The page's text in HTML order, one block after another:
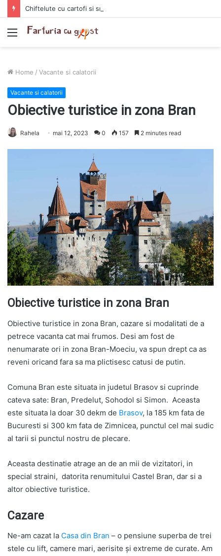
Chiftelute cu cartofi si smantana la cuptor
Menu
Home / Vacante si calatorii
Vacante si calatorii
Obiective turistice in zona Bran
Rahela mai 12, 2023 0 157 2 minutes read
Obiective turistice in zona Bran
Obiective turistice in zona Bran, cazare si modalitati de a
petrece vacanta cat mai frumos. Desi am fost de
nenumarate ori in zona Bran-Moeciu, va spun drept ca as
reveni oricand fara sa ma plictisesc catusi de putin.
Comuna Bran este situata in judetul Brasov si cuprinde
cateva sate: Bran, Predelut, Sohodol si Simon. Aceasta
este situata la doar 30 dekm de Brasov, la 185 km fata de
Bucuresti si 300 km fata de Zimnicea, punctul cel mai sudic
al tarii si punctul nostru de plecare.
Aceasta destinatie atrage an de an mii de vizitatori, in
special straini, datorita renumitului Castel Bran, dar si a
altor obiective turistice.
Cazare
Ne-am cazat la Casa din Bran – o pensiune superba de trei
stele cu lift, camere mari, aerisite şi extreme de curate. Am